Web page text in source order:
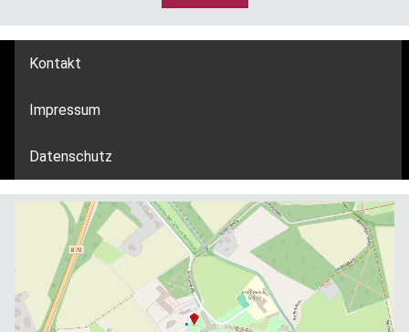
Kontakt
Impressum
Datenschutz